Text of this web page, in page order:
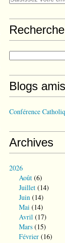
Recherche
Blogs
Conférence
Archives
2026
Août (6)
Juillet (14)
Juin (14)
Mai (14)
Avril (17)
Mars (15)
Février (16)